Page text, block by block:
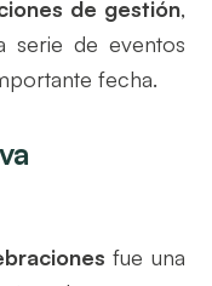
de gestión,
serie de eventos
fecha.
fue una